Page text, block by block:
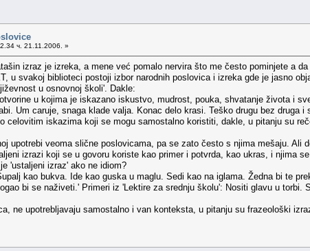
ч. 21.11.2006. »
izraz je izreka, a mene već pomalo nervira što me često pominjete a
u svakoj biblioteci postoji izbor narodnih poslovica i izreka gde je jasno
u osnovnoj školi'. Dakle:
u kojima je iskazano iskustvo, mudrost, pouka, shvatanje života i
Um caruje, snaga klade valja. Konac delo krasi. Teško drugu bez druga i
celovitim iskazima koji se mogu samostalno koristiti, dakle, u pitanju su
upotrebi veoma slične poslovicama, pa se zato često s njima mešaju.
izrazi koji se u govoru koriste kao primer i potvrda, kao ukras, i njima
'ustaljeni izraz' ako ne idiom?
kao bukva. Ide kao guska u maglu. Sedi kao na iglama. Žedna bi te
bi se naživeti.' Primeri iz 'Lektire za srednju školu': Nositi glavu u
ne upotrebljavaju samostalno i van konteksta, u pitanju su frazeološki